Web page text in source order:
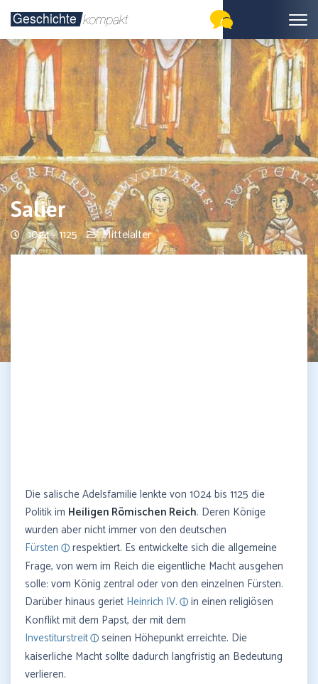
Salier
1024 - 1125 Mittelalter
Die salische Adelsfamilie lenkte von 1024 bis 1125 die
Politik im Heiligen Römischen Reich. Deren Könige
wurden aber nicht immer von den deutschen
Fürsten
respektiert. Es entwickelte sich die allgemeine
Frage, von wem im Reich die eigentliche Macht ausgehen
solle: vom König zentral oder von den einzelnen Fürsten.
Darüber hinaus geriet Heinrich IV.
in einen religiösen
Konflikt mit dem Papst, der mit dem
Investiturstreit
seinen Höhepunkt erreichte. Die
kaiserliche Macht sollte dadurch langfristig an Bedeutung
verlieren.